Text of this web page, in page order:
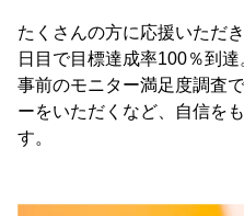
たくさんの方に応援いただ
日目で目標達成率100％到達
事前のモニター満足度調査
ーをいただくなど、自信を
す。